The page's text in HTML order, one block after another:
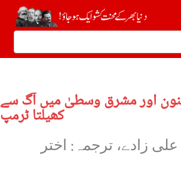
اور مشرق وسطیٰ میں آگ سے
کھیلتا ٹرمپ
زادے، ترجمہ: اختر